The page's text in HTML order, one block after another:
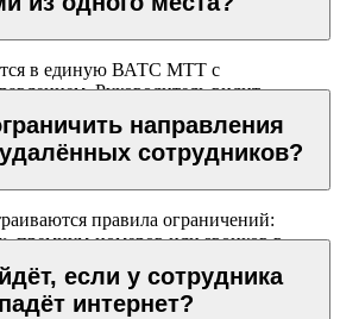
в единую ВАТС МТТ с
Руководитель видит
офису и сотруднику из одного
направления
сотрудников?
правила ограничений:
премиум-номеров или звонков в
отдельных сотрудников или групп.
если у сотрудника
интернет?